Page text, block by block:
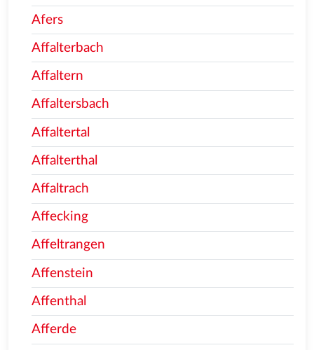
Afers
Affalterbach
Affaltern
Affaltersbach
Affaltertal
Affalterthal
Affaltrach
Affecking
Affeltrangen
Affenstein
Affenthal
Afferde